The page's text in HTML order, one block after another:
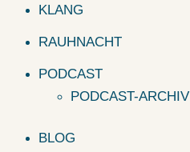
KLANG
RAUHNACHT
PODCAST
PODCAST-ARCHIV
BLOG